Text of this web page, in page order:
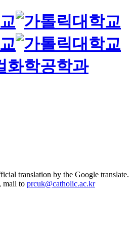
화학공학과
translation by the Google translate.
mail to prcuk@catholic.ac.kr